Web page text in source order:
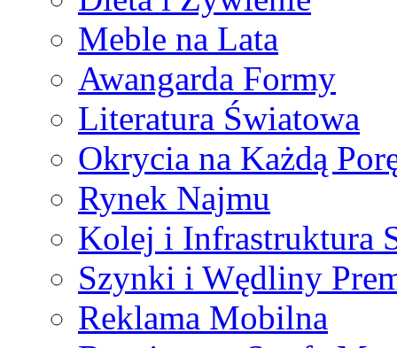
Meble na Lata
Awangarda Formy
Literatura Światowa
Okrycia na Każdą
Rynek Najmu
Kolej i Infrastruktura
Szynki i Wędliny
Reklama Mobilna